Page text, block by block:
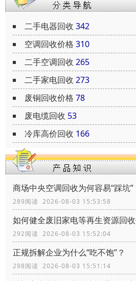
二手电器回收 342
空调回收价格 310
二手空调回收 265
二手家电回收 273
废铜回收价格 78
废电缆回收 53
冷库高价回收 166
商场中央空调回收为何容易“踩坑”
289阅读 2026-08-03 15:53:58
如何健全废旧家电等再生资源回
292阅读 2026-08-03 15:52:04
正规拆解企业为什么“吃不饱”？
298阅读 2026-08-03 15:51:14